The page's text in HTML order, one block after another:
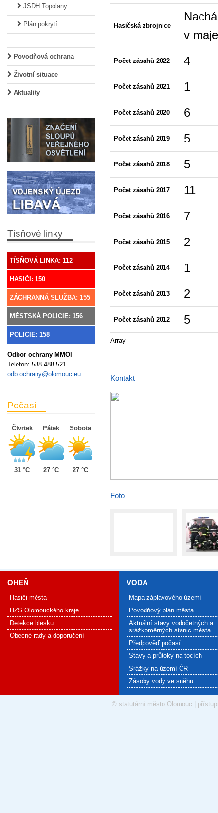
JSDH Topolany
Plán pokrytí
Povodňová ochrana
Životní situace
Aktuality
Tísňové linky
TÍSŇOVÁ LINKA: 112
HASIČI: 150
ZÁCHRANNÁ SLUŽBA: 155
MĚSTSKÁ POLICIE: 156
POLICIE: 158
Odbor ochrany MMOl
Telefon: 588 488 521
odb.ochrany@olomouc.eu
Počasí
Čtvrtek
31 °C
Pátek
27 °C
Sobota
27 °C
Hasičská zbrojnice
v
Počet zásahů 2022 4
Počet zásahů 2021 1
Počet zásahů 2020 6
Počet zásahů 2019 5
Počet zásahů 2018 5
Počet zásahů 2017 11
Počet zásahů 2016 7
Počet zásahů 2015 2
Počet zásahů 2014 1
Počet zásahů 2013 2
Počet zásahů 2012 5
Array
Kontakt
Foto
OHEŇ
Hasiči města
HZS Olomouckého kraje
Detekce blesku
Obecné rady a doporučení
VODA
Mapa záplavového území
Povodňový plán města
Aktuální stavy vodočetných a
srážkoměrných stanic města
Předpověď počasí
Stavy a průtoky na tocích
Srážky na území ČR
Zásoby vody ve sněhu
© statutární město Olomouc